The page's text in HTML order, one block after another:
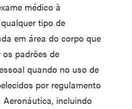
médico à
tipo de
em área do corpo que
padrões de
quando no uso de
por regulamento
incluindo